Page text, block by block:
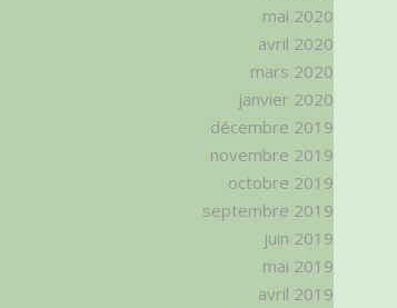
mai 2020
avril 2020
mars 2020
janvier 2020
décembre 2019
novembre 2019
octobre 2019
septembre 2019
juin 2019
mai 2019
avril 2019